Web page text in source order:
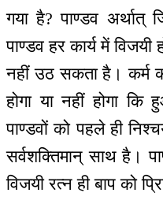
गया है? पाण्डव अर्थात्
पाण्डव हर कार्य में
नहीं उठ सकता है।
होगा या नहीं होगा
पाण्डवों को पहले ही
सर्वशक्तिमान् साथ है।
विजयी रत्न ही बाप को